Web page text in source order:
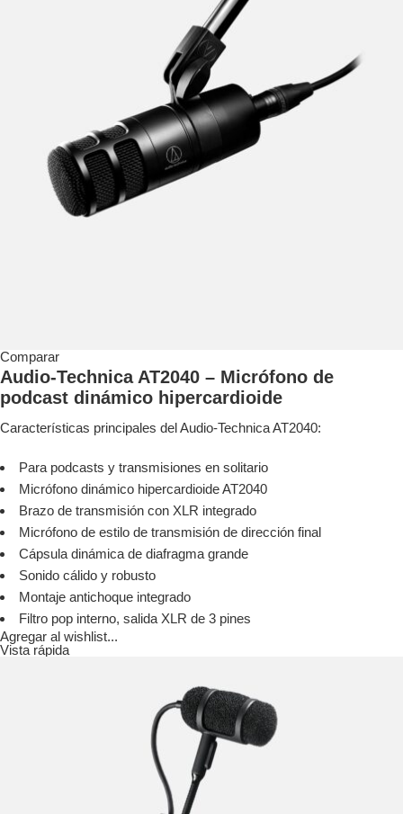
Comparar
Audio-Technica AT2040 – Micrófono de
podcast dinámico hipercardioide
Características principales del Audio-Technica AT2040:
Para podcasts y transmisiones en solitario
Micrófono dinámico hipercardioide AT2040
Brazo de transmisión con XLR integrado
Micrófono de estilo de transmisión de dirección final
Cápsula dinámica de diafragma grande
Sonido cálido y robusto
Montaje antichoque integrado
Filtro pop interno, salida XLR de 3 pines
Agregar al wishlist...
Vista rápida